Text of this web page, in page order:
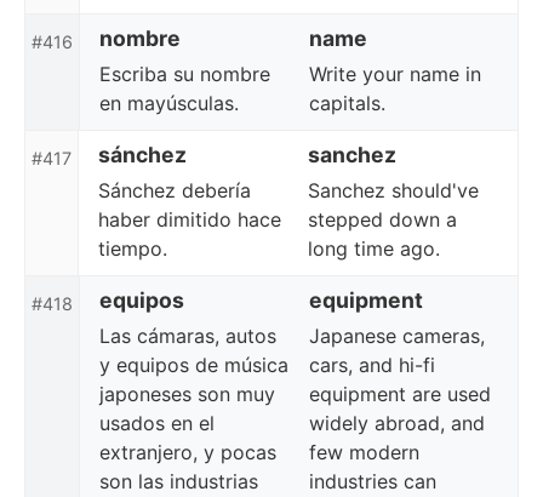
#416 nombre name
Escriba su nombre
en mayúsculas.
Write your name in
capitals.
#417 sánchez sanchez
Sánchez debería
haber dimitido hace
tiempo.
Sanchez should've
stepped down a
long time ago.
#418 equipos equipment
Las cámaras, autos
y equipos de música
japoneses son muy
usados en el
extranjero, y pocas
son las industrias
Japanese cameras,
cars, and hi-fi
equipment are used
widely abroad, and
few modern
industries can